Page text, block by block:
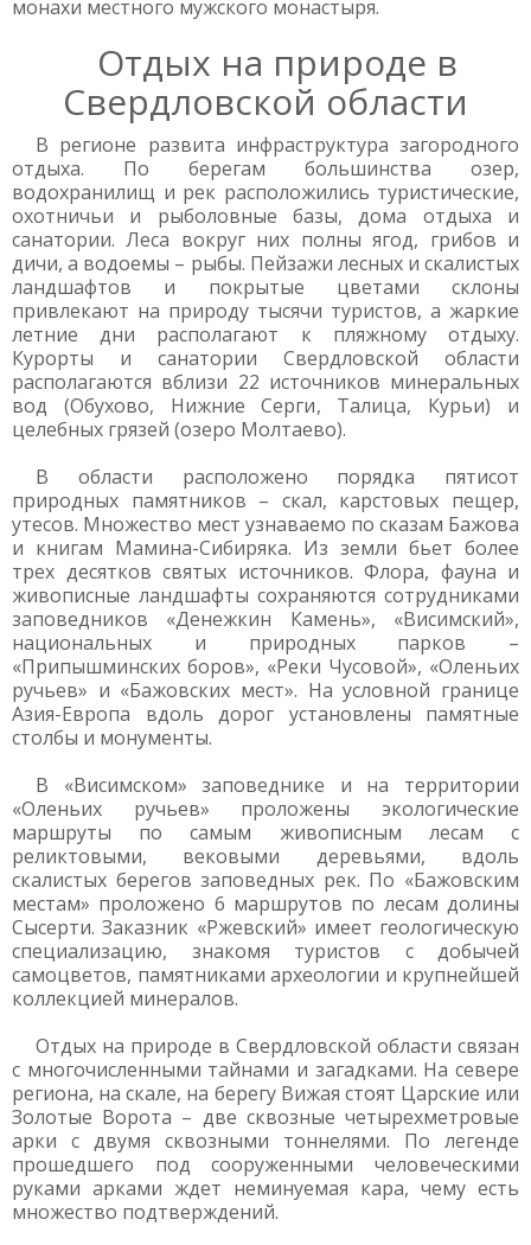
монахи местного мужского монастыря.
Отдых на природе в
Свердловской области
В регионе развита инфраструктура загородного
отдыха. По берегам большинства озер,
водохранилищ и рек расположились туристические,
охотничьи и рыболовные базы, дома отдыха и
санатории. Леса вокруг них полны ягод, грибов и
дичи, а водоемы – рыбы. Пейзажи лесных и скалистых
ландшафтов и покрытые цветами склоны
привлекают на природу тысячи туристов, а жаркие
летние дни располагают к пляжному отдыху.
Курорты и санатории Свердловской области
располагаются вблизи 22 источников минеральных
вод (Обухово, Нижние Серги, Талица, Курьи) и
целебных грязей (озеро Молтаево).
В области расположено порядка пятисот
природных памятников – скал, карстовых пещер,
утесов. Множество мест узнаваемо по сказам Бажова
и книгам Мамина-Сибиряка. Из земли бьет более
трех десятков святых источников. Флора, фауна и
живописные ландшафты сохраняются сотрудниками
заповедников «Денежкин Камень», «Висимский»,
национальных и природных парков –
«Припышминских боров», «Реки Чусовой», «Оленьих
ручьев» и «Бажовских мест». На условной границе
Азия-Европа вдоль дорог установлены памятные
столбы и монументы.
В «Висимском» заповеднике и на территории
«Оленьих ручьев» проложены экологические
маршруты по самым живописным лесам с
реликтовыми, вековыми деревьями, вдоль
скалистых берегов заповедных рек. По «Бажовским
местам» проложено 6 маршрутов по лесам долины
Сысерти. Заказник «Ржевский» имеет геологическую
специализацию, знакомя туристов с добычей
самоцветов, памятниками археологии и крупнейшей
коллекцией минералов.
Отдых на природе в Свердловской области связан
с многочисленными тайнами и загадками. На севере
региона, на скале, на берегу Вижая стоят Царские или
Золотые Ворота – две сквозные четырехметровые
арки с двумя сквозными тоннелями. По легенде
прошедшего под сооруженными человеческими
руками арками ждет неминуемая кара, чему есть
множество подтверждений.